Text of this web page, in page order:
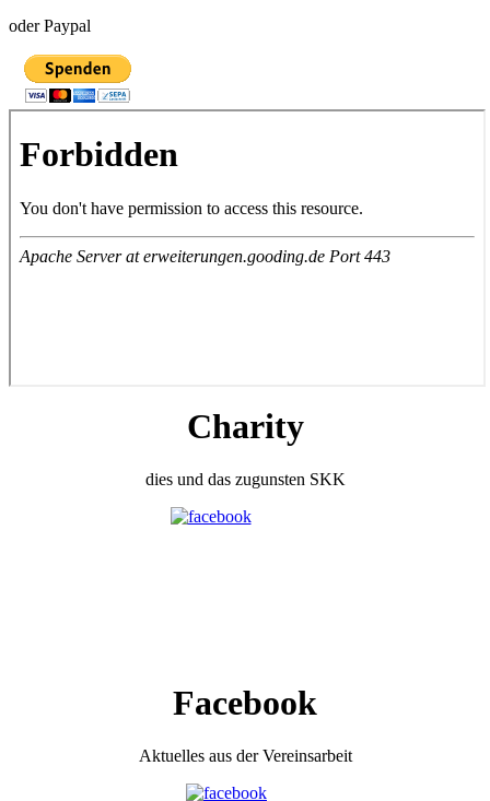
oder Paypal
Charity
dies und das zugunsten SKK
Facebook
Aktuelles aus der Vereinsarbeit